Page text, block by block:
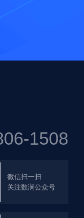
1508
微信扫一扫
关注数澜公众号